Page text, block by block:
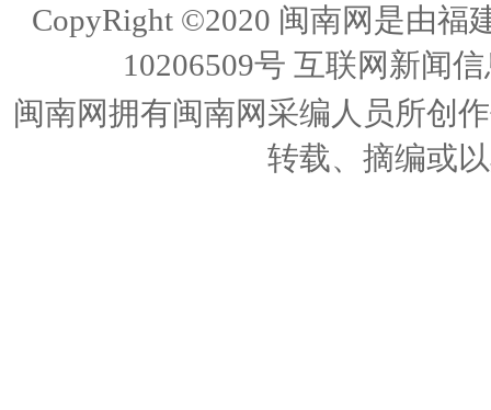
CopyRight ©2020 闽南网是由
10206509号 互联网新闻
闽南网拥有闽南网采编人员所创
转载、摘编或